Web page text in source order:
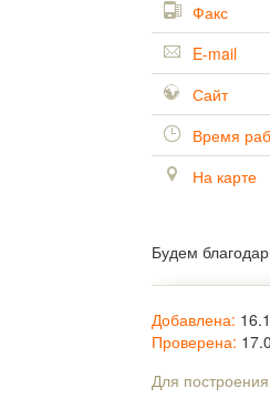
Факс
E-mail
Сайт
Время
На карте
Будем
Добавлена:
Проверена:
Для